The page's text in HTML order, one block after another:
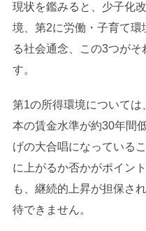
現状を鑑みると、少子化
境、第2に労働・子育て
る社会通念、この3つが
す。
第1の所得環境については
本の賃金水準が約30年間
げの大合唱になっている
に上がるか否かがポイン
も、継続的上昇が担保さ
待できません。